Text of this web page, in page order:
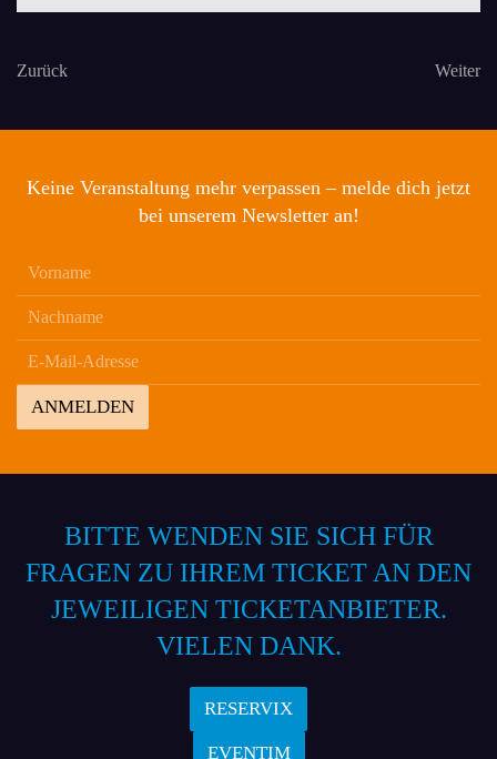
Zurück Weiter
Keine Veranstaltung mehr verpassen – melde dich jetzt
bei unserem Newsletter an!
ANMELDEN
BITTE WENDEN SIE SICH FÜR
FRAGEN ZU IHREM TICKET AN DEN
JEWEILIGEN TICKETANBIETER.
VIELEN DANK.
RESERVIX
EVENTIM